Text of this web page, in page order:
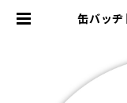
缶バッ